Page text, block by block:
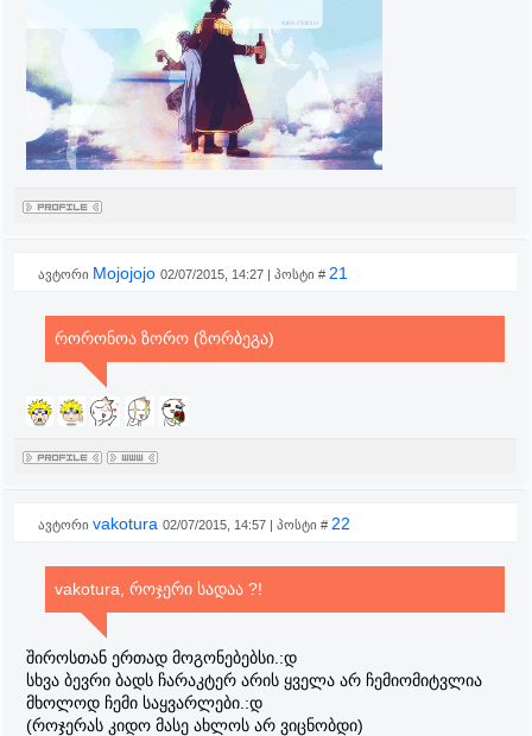
ავტორი Mojojojo 02/07/2015, 14:27 | პოსტი # 21
რორონოა ზორო (ზორბეგა)
ავტორი vakotura 02/07/2015, 14:57 | პოსტი # 22
vakotura, როჯერი სადაა ?!
შიროსთან ერთად მოგონებებსი.:დ
სხვა ბევრი ბადს ჩარაკტერ არის ყველა არ ჩემიომიტვლია
მხოლოდ ჩემი საყვარლები.:დ
(როჯერას კიდო მასე ახლოს არ ვიცნობდი)